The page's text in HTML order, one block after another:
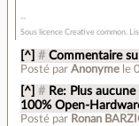
Sous licence Creative common.
[^] # Commentaire
Posté parAnonyme le
[^] # Re: Plus
100% Open-
Posté par Ronan